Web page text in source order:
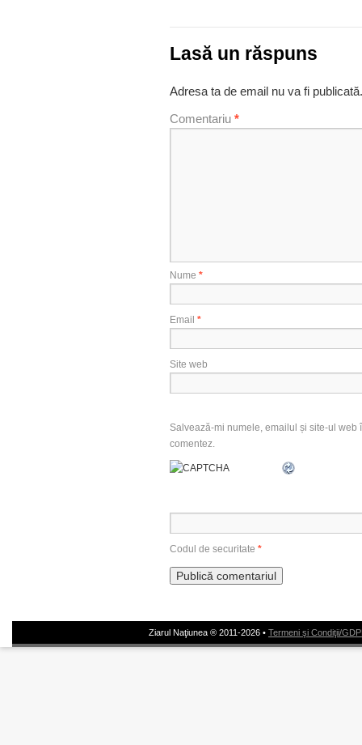
Lasă un răspuns
Adresa ta de email nu va fi publicată.
Comentariu *
Nume *
Email *
Site web
Salvează-mi numele, emailul și site-ul
comentez.
Codul de securitate *
Ziarul Naţiunea ® 2011-2026 • Termeni şi Condiţii/